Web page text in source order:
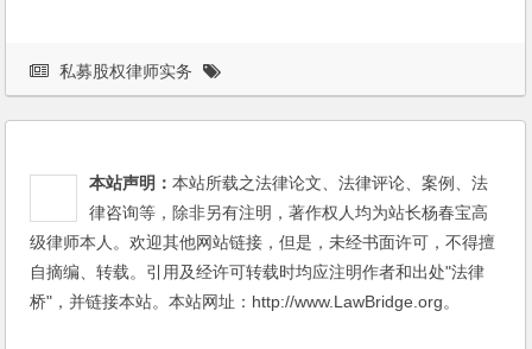
私募股权律师实务
本站声明：本站所载之法律论文、法律评论、案例、法
律咨询等，除非另有注明，著作权人均为站长杨春宝高
级律师本人。欢迎其他网站链接，但是，未经书面许可，不得擅
自摘编、转载。引用及经许可转载时均应注明作者和出处"法律
桥"，并链接本站。本站网址：http://www.LawBridge.org。